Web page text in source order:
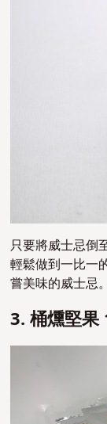
只要將威士忌倒
輕鬆做到一比一
嘗美味的威士忌。
3. 桶燻堅果